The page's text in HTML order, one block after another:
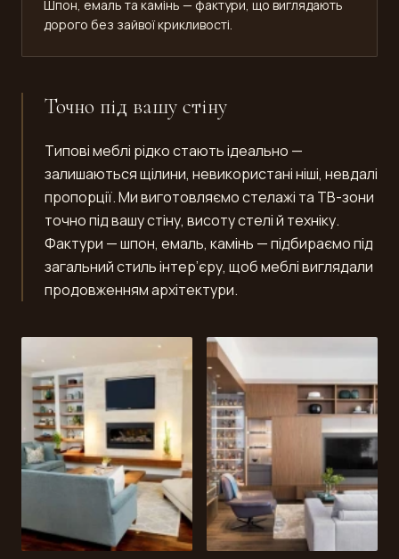
Шпон, емаль та камінь — фактури, що виглядають
дорого без зайвої крикливості.
Точно під вашу стіну
Типові меблі рідко стають ідеально —
залишаються щілини, невикористані ніші, невдалі
пропорції. Ми виготовляємо стелажі та ТВ-зони
точно під вашу стіну, висоту стелі й техніку.
Фактури — шпон, емаль, камінь — підбираємо під
загальний стиль інтер’єру, щоб меблі виглядали
продовженням архітектури.